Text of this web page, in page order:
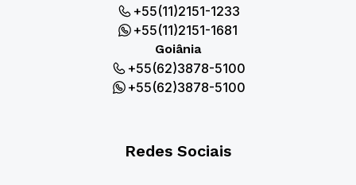
+55(11)2151-1233
+55(11)2151-1681
Goiânia
+55(62)3878-5100
+55(62)3878-5100
Redes Sociais